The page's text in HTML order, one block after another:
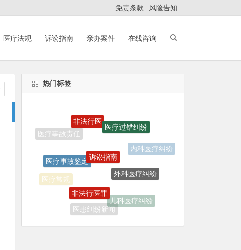
免责条款 风险告知
医疗法规 诉讼指南 亲办案件 在线咨询
热门标签
内科医疗纠纷
医疗常规
外科医疗纠纷
儿科医疗纠纷
医患纠纷新闻
非法行医罪